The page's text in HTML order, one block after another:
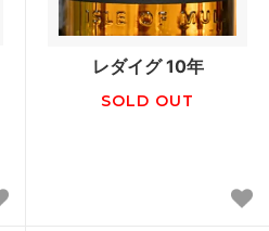
レダイグ 10年
SOLD OUT